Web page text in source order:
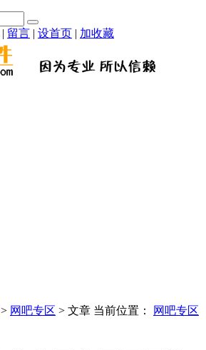
| 留言 | 设首页 | 加收藏
> 网吧专区 > 文章 当前位置：
网吧专区